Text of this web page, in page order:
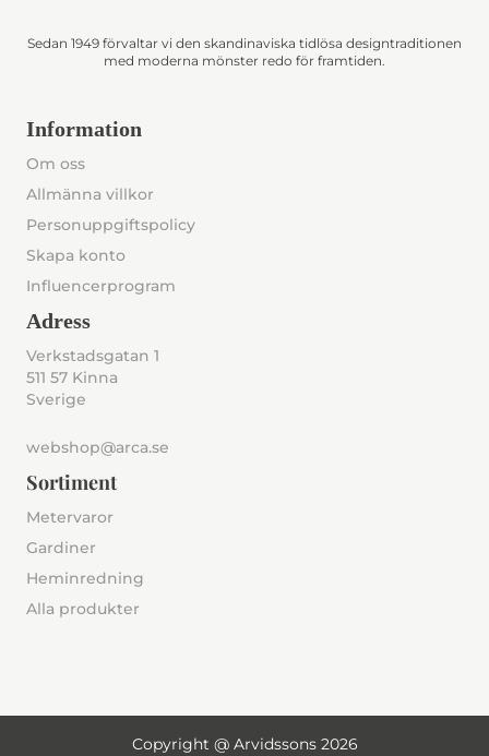
Sedan 1949 förvaltar vi den skandinaviska tidlösa designtraditionen
med moderna mönster redo för framtiden.
Information
Om oss
Allmänna villkor
Personuppgiftspolicy
Skapa konto
Influencerprogram
Adress
Verkstadsgatan 1
511 57 Kinna
Sverige
webshop@arca.se
Sortiment
Metervaror
Gardiner
Heminredning
Alla produkter
Copyright @ Arvidssons 2026